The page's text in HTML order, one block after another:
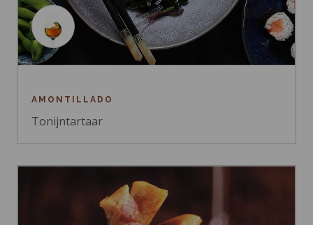
AMONTILLADO
Tonijntartaar